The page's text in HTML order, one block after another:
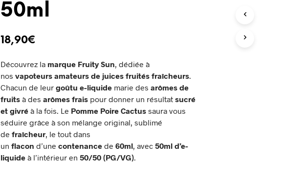
50ml
18,90€
Découvrez la marque Fruity Sun, dédiée à
nosvapoteurs amateurs de juices fruités fraîcheurs.
Chacun de leurgoûtu e-liquide marie desarômes de
fruits à desarômes frais pour donner un résultatsucré
et givré à la fois. Le Pomme Poire Cactus saura vous
séduire grâce à son mélange original, sublimé
defraîcheur, le tout dans
unflacon d’unecontenance de60ml, avec 50ml d’e-
liquideà l’intérieur en50/50 (PG/VG).